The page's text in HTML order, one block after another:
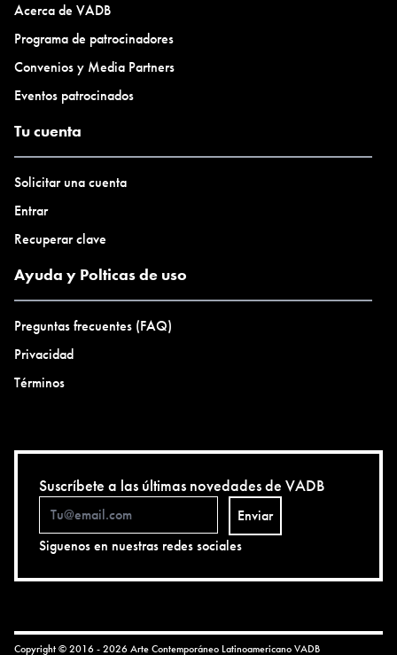
Acerca de VADB
Programa de patrocinadores
Convenios y Media Partners
Eventos patrocinados
Tu cuenta
Solicitar una cuenta
Entrar
Recuperar clave
Ayuda y Polticas de uso
Preguntas frecuentes (FAQ)
Privacidad
Términos
Suscríbete a las últimas novedades de VADB
Enviar
Siguenos en nuestras redes sociales
Copyright © 2016 - 2026 Arte Contemporáneo LatinoamericanoVADB